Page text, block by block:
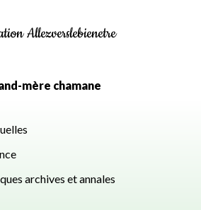
Allezverslebienetre
mère chamane
archives et annales